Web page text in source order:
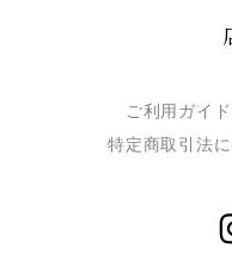
ご利用ガイド
特定商取引法